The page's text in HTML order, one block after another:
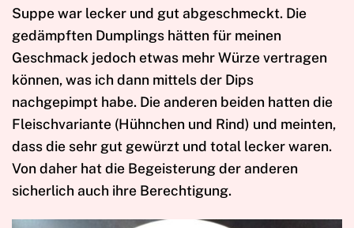
Suppe war lecker und gut abgeschmeckt. Die
gedämpften Dumplings hätten für meinen
Geschmack jedoch etwas mehr Würze vertragen
können, was ich dann mittels der Dips
nachgepimpt habe. Die anderen beiden hatten die
Fleischvariante (Hühnchen und Rind) und meinten,
dass die sehr gut gewürzt und total lecker waren.
Von daher hat die Begeisterung der anderen
sicherlich auch ihre Berechtigung.